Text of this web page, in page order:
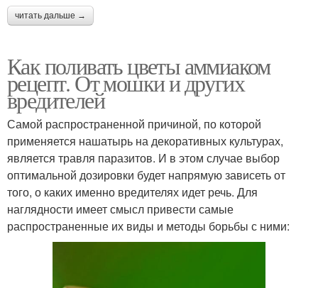
читать дальше →
Как поливать цветы аммиаком
рецепт. От мошки и других
вредителей
Самой распространенной причиной, по которой
применяется нашатырь на декоративных культурах,
является травля паразитов. И в этом случае выбор
оптимальной дозировки будет напрямую зависеть от
того, о каких именно вредителях идет речь. Для
наглядности имеет смысл привести самые
распространенные их виды и методы борьбы с ними: